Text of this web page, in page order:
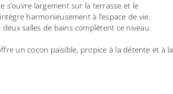
s’ouvre largement sur la terrasse et le
harmonieusement à l’espace de vie.
salles de bains complètent ce niveau.
un cocon paisible, propice à la détente et à la